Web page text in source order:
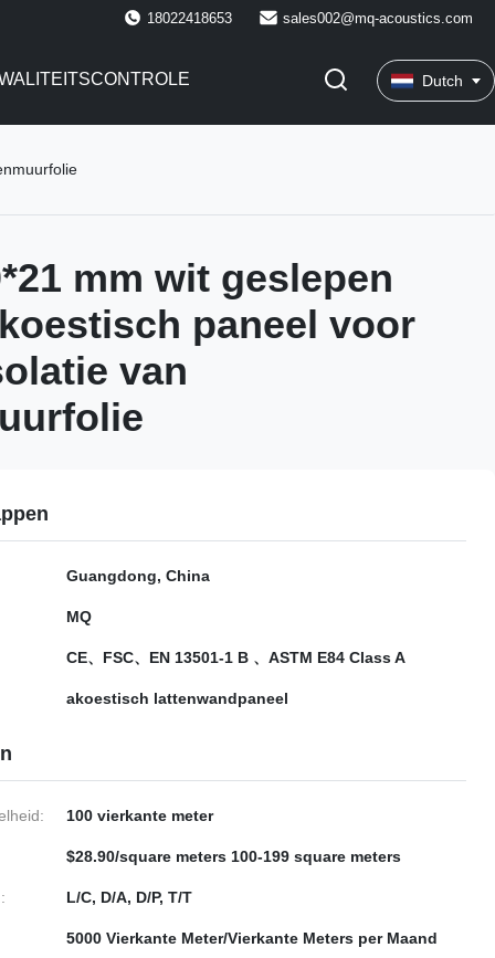
18022418653 sales002@mq-acoustics.com
Dutch
mm wit geslepen
paneel voor
van
Guangdong, China
MQ
CE、FSC、EN 13501-1 B 、ASTM E84 Class A
akoestisch lattenwandpaneel
100 vierkante meter
$28.90/square meters 100-199 square meters
L/C, D/A, D/P, T/T
5000 Vierkante Meter/Vierkante Meters per Maand